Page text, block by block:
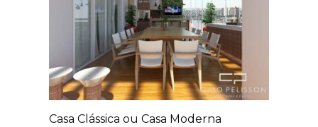
Casa Clássica ou Casa Moderna